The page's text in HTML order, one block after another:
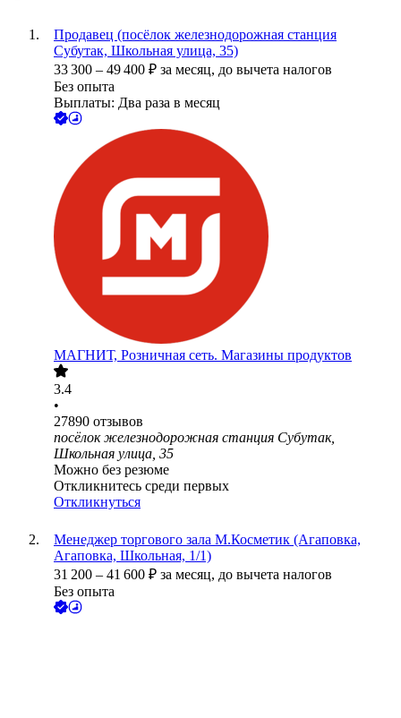
Продавец (посёлок железнодорожная станция
Субутак, Школьная улица, 35)
33 300 – 49 400 ₽ за месяц, до вычета налогов
Без опыта
Выплаты: Два раза в месяц
МАГНИТ, Розничная сеть. Магазины продуктов
3.4
•
27890 отзывов
посёлок железнодорожная станция Субутак,
Школьная улица, 35
Можно без резюме
Откликнитесь среди первых
Откликнуться
Менеджер торгового зала М.Косметик (Агаповка,
Агаповка, Школьная, 1/1)
31 200 – 41 600 ₽ за месяц, до вычета налогов
Без опыта